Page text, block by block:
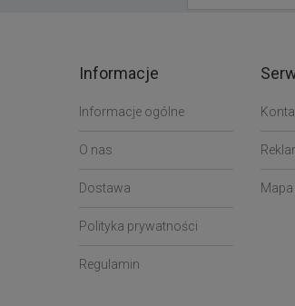
Informacje
Informacje ogólne
O nas
Dostawa
Polityka prywatności
Regulamin